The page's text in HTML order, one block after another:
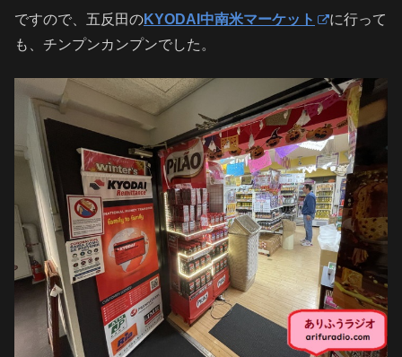
ですので、五反田のKYODAI中南米マーケット
に行って
も、チンプンカンプンでした。